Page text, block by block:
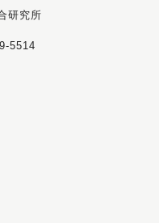
研究所
5514